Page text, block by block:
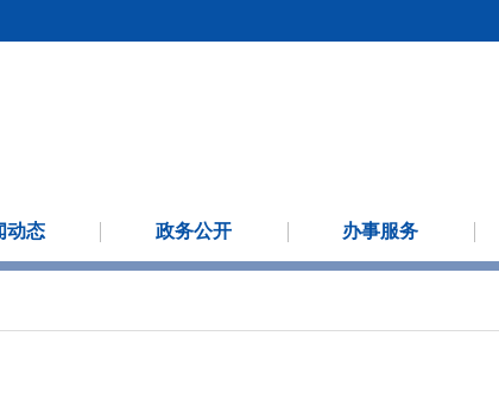
动态 政务公开 办事服务